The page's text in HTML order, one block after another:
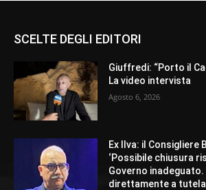
SCELTE DEGLI EDITORI
Giuffredi: “Porto il
La video intervista
Agosto 6, 2026
Ex Ilva: il Consigliere
‘Possibile chiusura
Governo
direttamente a